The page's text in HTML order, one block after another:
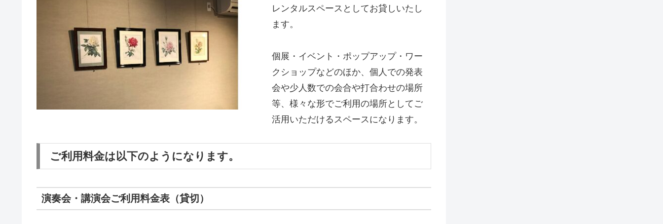
レンタルスペースとしてお貸しいたし
ます。
個展・イベント・ポップアップ・ワー
クショップなどのほか、個人での発表
会や少人数での会合や打合わせの場所
等、様々な形でご利用の場所としてご
活用いただけるスペースになります。
ご利用料金は以下のようになります。
演奏会・講演会ご利用料金表（貸切）